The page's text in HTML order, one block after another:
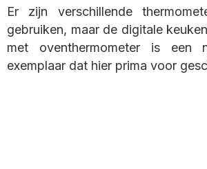
Er zijn verschillende
gebruiken, maar de digitale
met oventhermometer is
exemplaar dat hier prima voor